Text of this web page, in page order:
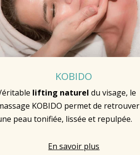
KOBIDO
lifting naturel du visage, le
KOBIDO permet de retrouver
peau tonifiée, lissée et repulpée.
En savoir plus